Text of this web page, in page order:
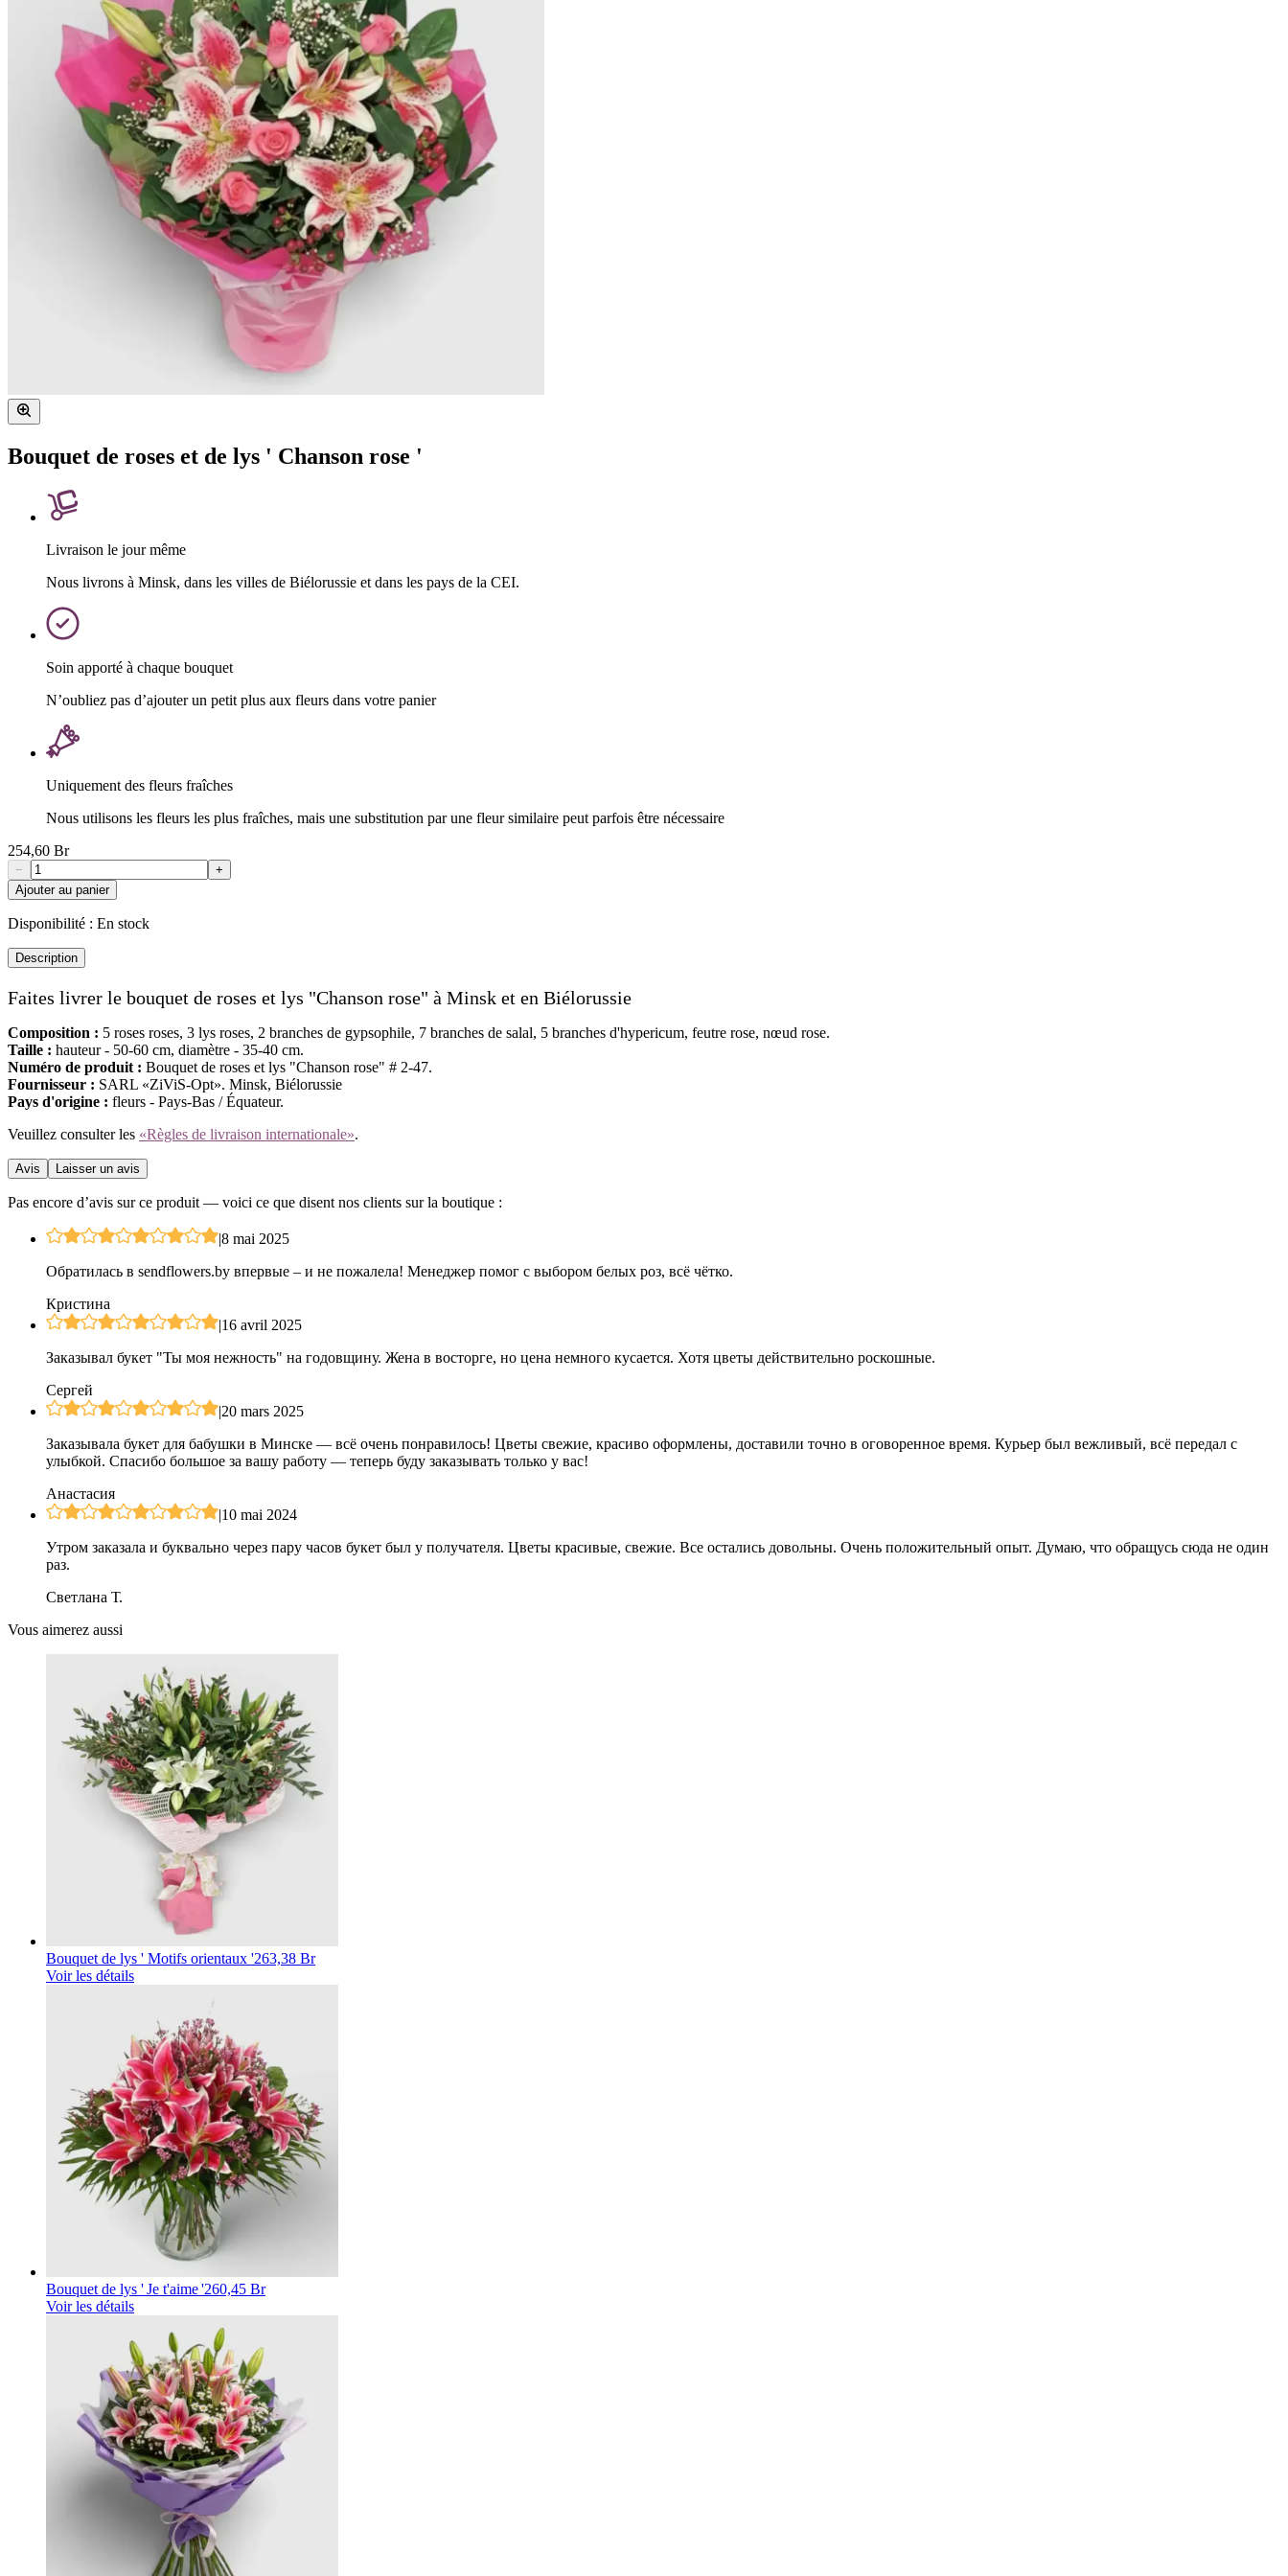
Bouquet de roses et de lys ' Chanson rose '
Livraison le jour même
Nous livrons à Minsk, dans les villes de Biélorussie et dans les pays de la CEI.
Soin apporté à chaque bouquet
N’oubliez pas d’ajouter un petit plus aux fleurs dans votre panier
Uniquement des fleurs fraîches
Nous utilisons les fleurs les plus fraîches, mais une substitution par une fleur similaire peut parfois être nécessaire
254,60 Br
−
+
Ajouter au panier
Disponibilité : En stock
Description
Faites livrer le bouquet de roses et lys "Chanson rose" à Minsk et en Biélorussie
Composition : 5 roses roses, 3 lys roses, 2 branches de gypsophile, 7 branches de salal, 5 branches d'hypericum, feutre rose, nœud rose.
Taille : hauteur - 50-60 cm, diamètre - 35-40 cm.
Numéro de produit : Bouquet de roses et lys "Chanson rose" # 2-47.
Fournisseur : SARL «ZiViS-Opt». Minsk, Biélorussie
Pays d'origine : fleurs - Pays-Bas / Équateur.
Veuillez consulter les «Règles de livraison internationale».
Avis Laisser un avis
Pas encore d’avis sur ce produit — voici ce que disent nos clients sur la boutique :
|8 mai 2025
Обратилась в sendflowers.by впервые – и не пожалела! Менеджер помог с выбором белых роз, всё чётко.
Кристина
|16 avril 2025
Заказывал букет "Ты моя нежность" на годовщину. Жена в восторге, но цена немного кусается. Хотя цветы действительно роскошные.
Сергей
|20 mars 2025
Заказывала букет для бабушки в Минске — всё очень понравилось! Цветы свежие, красиво оформлены, доставили точно в оговоренное время. Курьер был вежливый, всё передал с
улыбкой. Спасибо большое за вашу работу — теперь буду заказывать только у вас!
Анастасия
|10 mai 2024
Утром заказала и буквально через пару часов букет был у получателя. Цветы красивые, свежие. Все остались довольны. Очень положительный опыт. Думаю, что обращусь сюда не один
раз.
Светлана Т.
Vous aimerez aussi
Bouquet de lys ' Motifs orientaux '263,38 Br
Voir les détails
Bouquet de lys ' Je t'aime '260,45 Br
Voir les détails